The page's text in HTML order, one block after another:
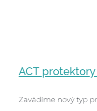
ACT
Zavádíme nový typ